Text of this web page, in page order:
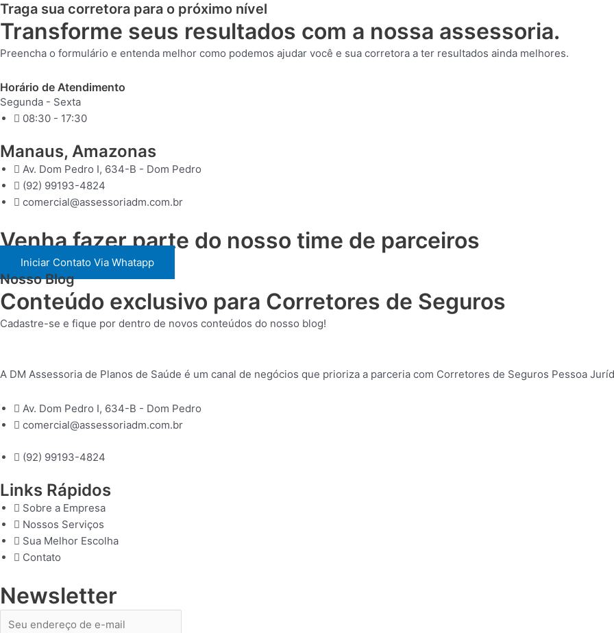
Traga sua corretora para o próximo nível
Transforme seus resultados com a nossa assessoria.
Preencha o formulário e entenda melhor como podemos ajudar você e sua corretora a ter resultados ainda melhores.
Horário de Atendimento
Segunda - Sexta
08:30 - 17:30
Manaus, Amazonas
Av. Dom Pedro I, 634-B - Dom Pedro
(92) 99193-4824
comercial@assessoriadm.com.br
Venha fazer parte do nosso time de parceiros
Iniciar Contato Via Whatapp
Nosso Blog
Conteúdo exclusivo para Corretores de Seguros
Cadastre-se e fique por dentro de novos conteúdos do nosso blog!
A DM Assessoria de Planos de Saúde é um canal de negócios que prioriza a parceria com Corretores de Seguros Pessoa
Av. Dom Pedro I, 634-B - Dom Pedro
comercial@assessoriadm.com.br
(92) 99193-4824
Links Rápidos
Sobre a Empresa
Nossos Serviços
Sua Melhor Escolha
Contato
Newsletter